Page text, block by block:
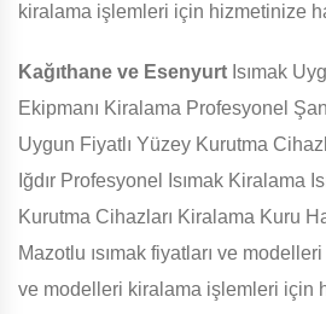
kiralama işlemleri için hizmetinize
Kağıthane ve Esenyurt Isımak
Ekipmanı Kiralama Profesyonel
Uygun Fiyatlı Yüzey Kurutma
Iğdır Profesyonel Isımak Kiralama
Kurutma Cihazları Kiralama Kuru
Mazotlu ısımak fiyatları ve
ve modelleri kiralama işlemleri için